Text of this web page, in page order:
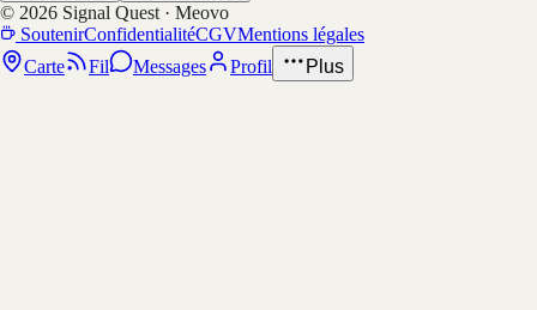
© 2026 Signal Quest · Meovo
SoutenirConfidentialitéCGVMentions légales
Carte
Fil Messages Profil Plus